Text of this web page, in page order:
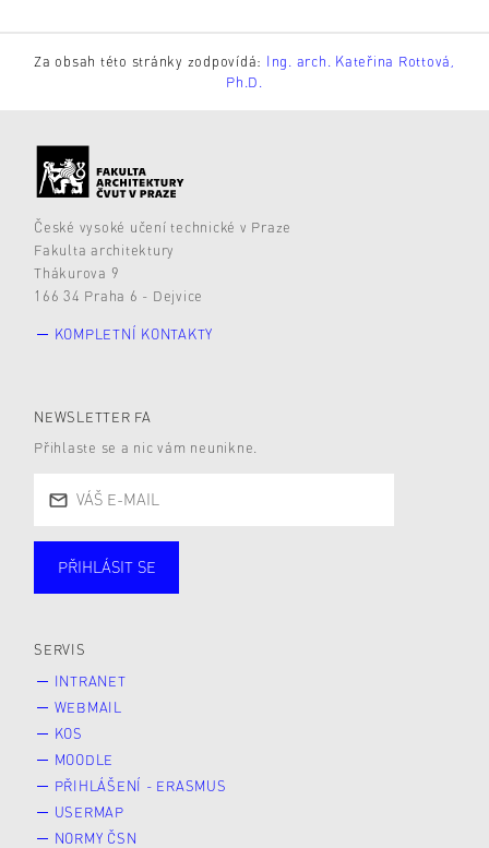
Za obsah této stránky zodpovídá: Ing. arch. Kateřina Rottová,
Ph.D.
České vysoké učení technické v Praze
Fakulta architektury
Thákurova 9
166 34 Praha 6 - Dejvice
KOMPLETNÍ KONTAKTY
NEWSLETTER FA
Přihlaste se a nic vám neunikne.
PŘIHLÁSIT SE
SERVIS
INTRANET
WEBMAIL
KOS
MOODLE
PŘIHLÁŠENÍ - ERASMUS
USERMAP
NORMY ČSN